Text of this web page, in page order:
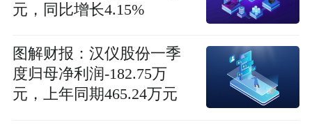
元，同比增长4.15%
图解财报：汉仪股份一季
度归母净利润-182.75万
元，上年同期465.24万元